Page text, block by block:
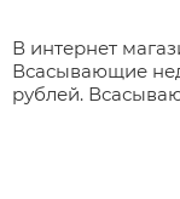
В интернет
Всасывающие
рублей.